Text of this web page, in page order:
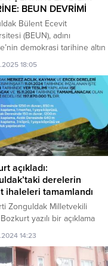
BEUN DEVRİMİ
Bülent Ecevit
(BEUN), adını
demokrasi tarihine altın
yazdırmış bir liderden
Ancak bugün, bu isim
geçmişin onurlu bir
değil, bilimin, yeniliğin ve
sorumluluğun geleceğe
gücüyle de anılıyor.
son dönemde
bilimsel çalıştaylar,
ve projelerle yalnızca bir
değil,...
18:05
açıkladı:
derelerin
ihaleleri tamamlandı
Zonguldak Milletvekili
yazılı bir açıklama
Acılık, Kaymak ve Ercek
ıslah ve inşaat
tamamlandığını belirtti.
14:23